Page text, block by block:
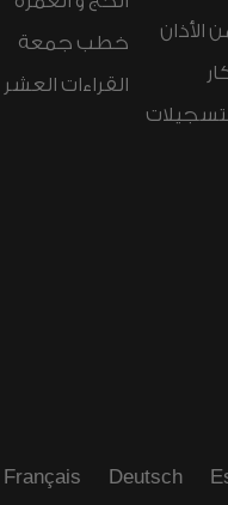
الأذان
خطب جمعة
القراءات العشر
Deutsch
Français